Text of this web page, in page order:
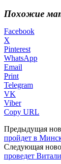
Похожие
Facebook
X
Pinterest
WhatsApp
Email
Print
Telegram
VK
Viber
Copy URL
Предыдущая
пройдет в
Следующая
проведет